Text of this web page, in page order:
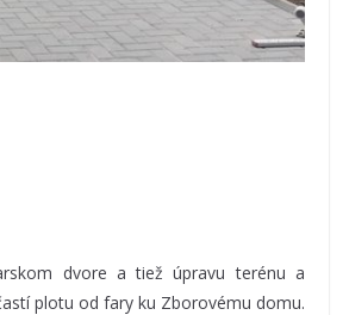
dvore a tiež úpravu terénu a
plotu od fary ku Zborovému domu.